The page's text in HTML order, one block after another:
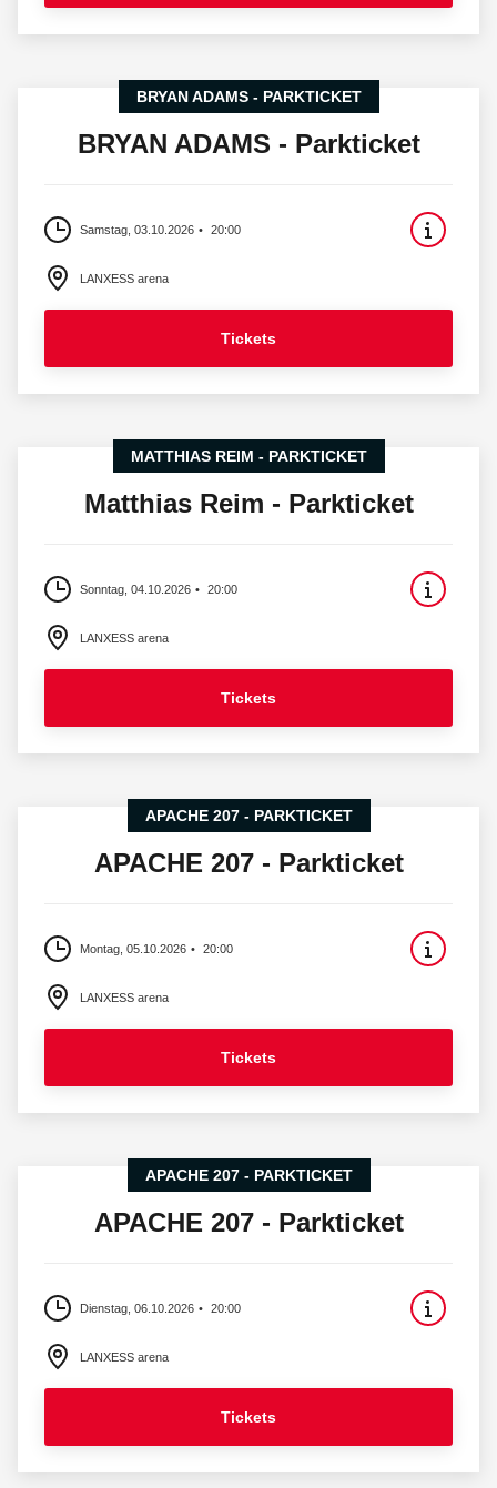
BRYAN ADAMS - PARKTICKET
BRYAN ADAMS - Parkticket
Samstag, 03.10.2026 20:00
LANXESS arena
Tickets
MATTHIAS REIM - PARKTICKET
Matthias Reim - Parkticket
Sonntag, 04.10.2026 20:00
LANXESS arena
Tickets
APACHE 207 - PARKTICKET
APACHE 207 - Parkticket
Montag, 05.10.2026 20:00
LANXESS arena
Tickets
APACHE 207 - PARKTICKET
APACHE 207 - Parkticket
Dienstag, 06.10.2026 20:00
LANXESS arena
Tickets